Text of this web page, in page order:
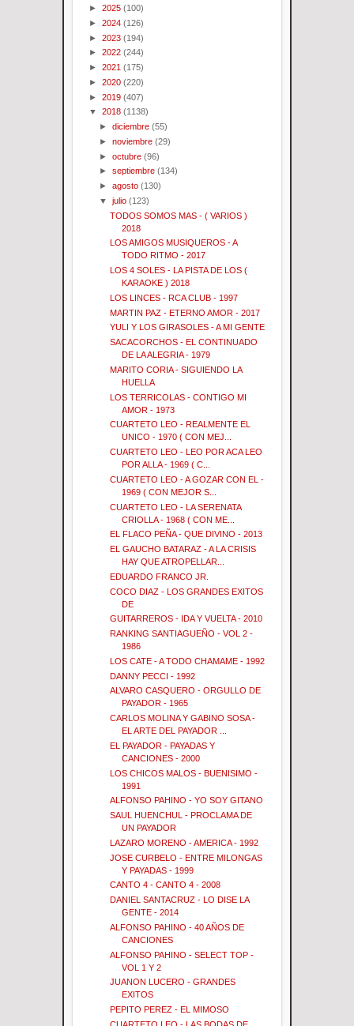
► 2025 (100)
► 2024 (126)
► 2023 (194)
► 2022 (244)
► 2021 (175)
► 2020 (220)
► 2019 (407)
▼ 2018 (1138)
►diciembre (55)
►noviembre (29)
►octubre (96)
►septiembre (134)
►agosto (130)
▼julio (123)
TODOS SOMOS MAS - ( VARIOS )
2018
LOS AMIGOS MUSIQUEROS - A
TODO RITMO - 2017
LOS 4 SOLES - LA PISTA DE LOS (
KARAOKE ) 2018
LOS LINCES - RCA CLUB - 1997
MARTIN PAZ - ETERNO AMOR - 2017
YULI Y LOS GIRASOLES - A MI GENTE
SACACORCHOS - EL CONTINUADO
DE LA ALEGRIA - 1979
MARITO CORIA - SIGUIENDO LA
HUELLA
LOS TERRICOLAS - CONTIGO MI
AMOR - 1973
CUARTETO LEO - REALMENTE EL
UNICO - 1970 ( CON MEJ...
CUARTETO LEO - LEO POR ACA LEO
POR ALLA - 1969 ( C...
CUARTETO LEO - A GOZAR CON EL -
1969 ( CON MEJOR S...
CUARTETO LEO - LA SERENATA
CRIOLLA - 1968 ( CON ME...
EL FLACO PEÑA - QUE DIVINO - 2013
EL GAUCHO BATARAZ - A LA CRISIS
HAY QUE ATROPELLAR...
EDUARDO FRANCO JR.
COCO DIAZ - LOS GRANDES EXITOS
DE
GUITARREROS - IDA Y VUELTA - 2010
RANKING SANTIAGUEÑO - VOL 2 -
1986
LOS CATE - A TODO CHAMAME - 1992
DANNY PECCI - 1992
ALVARO CASQUERO - ORGULLO DE
PAYADOR - 1965
CARLOS MOLINA Y GABINO SOSA -
EL ARTE DEL PAYADOR ...
EL PAYADOR - PAYADAS Y
CANCIONES - 2000
LOS CHICOS MALOS - BUENISIMO -
1991
ALFONSO PAHINO - YO SOY GITANO
SAUL HUENCHUL - PROCLAMA DE
UN PAYADOR
LAZARO MORENO - AMERICA - 1992
JOSE CURBELO - ENTRE MILONGAS
Y PAYADAS - 1999
CANTO 4 - CANTO 4 - 2008
DANIEL SANTACRUZ - LO DISE LA
GENTE - 2014
ALFONSO PAHINO - 40 AÑOS DE
CANCIONES
ALFONSO PAHINO - SELECT TOP -
VOL 1 Y 2
JUANON LUCERO - GRANDES
EXITOS
PEPITO PEREZ - EL MIMOSO